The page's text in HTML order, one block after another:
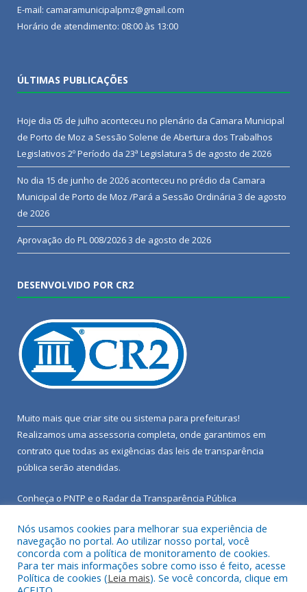
E-mail: camaramunicipalpmz@gmail.com
Horário de atendimento: 08:00 às 13:00
ÚLTIMAS PUBLICAÇÕES
Hoje dia 05 de julho aconteceu no plenário da Camara Municipal
de Porto de Moz a Sessão Solene de Abertura dos Trabalhos
Legislativos 2º Período da 23ª Legislatura 5 de agosto de 2026
No dia 15 de junho de 2026 aconteceu no prédio da Camara
Municipal de Porto de Moz /Pará a Sessão Ordinária 3 de agosto
de 2026
Aprovação do PL 008/20263 de agosto de 2026
DESENVOLVIDO POR CR2
Muito mais que criar site ou sistema para prefeituras!
Realizamos uma assessoria completa, onde garantimos em
contrato que todas as exigências das leis de transparência
pública serão atendidas.
Conheça o PNTP e o Radar da Transparência Pública
Todos os direitos reservados a Câmara Municipal de Porto de
Moz.
Nós usamos cookies para melhorar sua experiência de
navegação no portal. Ao utilizar nosso portal, você
concorda com a política de monitoramento de cookies.
Para ter mais informações sobre como isso é feito, acesse
Política de cookies (Leia mais). Se você concorda, clique em